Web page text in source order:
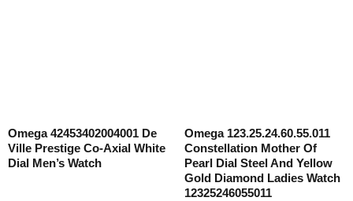
Omega 42453402004001 De
Ville Prestige Co-Axial White
Dial Men’s Watch
Omega 123.25.24.60.55.011
Constellation Mother Of
Pearl Dial Steel And Yellow
Gold Diamond Ladies Watch
12325246055011